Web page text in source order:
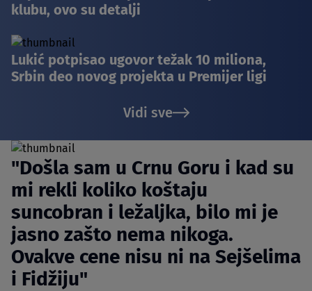
klubu, ovo su detalji
Lukić potpisao ugovor težak 10 miliona,
Srbin deo novog projekta u Premijer ligi
Vidi sve
"Došla sam u Crnu Goru i kad su
mi rekli koliko koštaju
suncobran i ležaljka, bilo mi je
jasno zašto nema nikoga.
Ovakve cene nisu ni na Sejšelima
i Fidžiju"